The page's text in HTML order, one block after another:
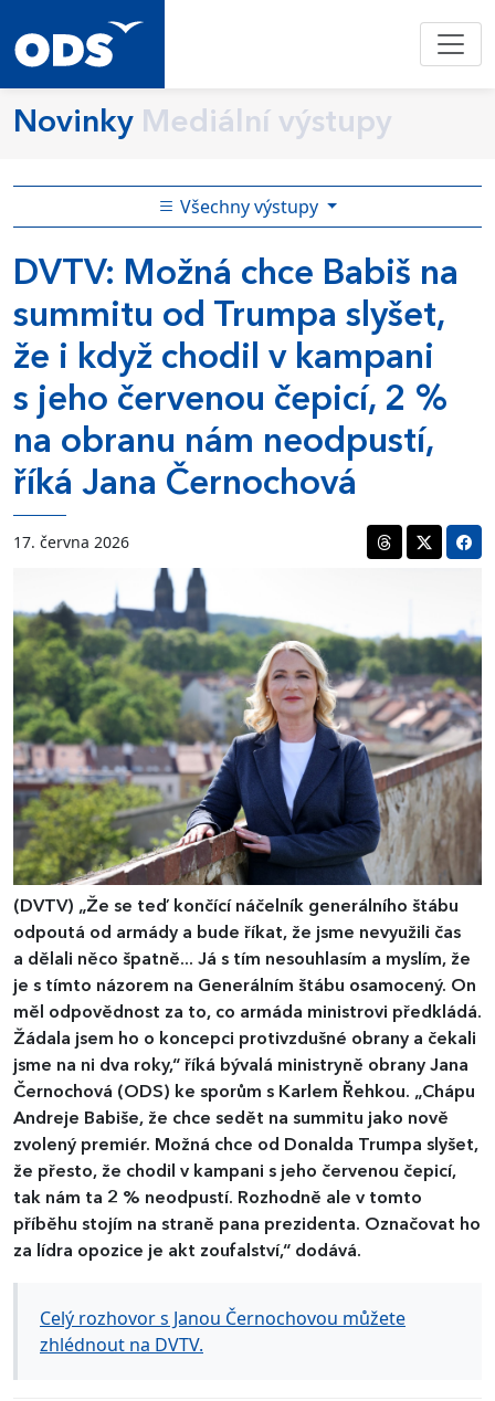
Novinky Mediální výstupy
Všechny výstupy
DVTV: Možná chce Babiš na
summitu od Trumpa slyšet,
že i když chodil v kampani
s jeho červenou čepicí, 2 %
na obranu nám neodpustí,
říká Jana Černochová
17. června 2026
(DVTV) „Že se teď končící náčelník generálního štábu
odpoutá od armády a bude říkat, že jsme nevyužili čas
a dělali něco špatně... Já s tím nesouhlasím a myslím, že
je s tímto názorem na Generálním štábu osamocený. On
měl odpovědnost za to, co armáda ministrovi předkládá.
Žádala jsem ho o koncepci protivzdušné obrany a čekali
jsme na ni dva roky,“ říká bývalá ministryně obrany Jana
Černochová (ODS) ke sporům s Karlem Řehkou. „Chápu
Andreje Babiše, že chce sedět na summitu jako nově
zvolený premiér. Možná chce od Donalda Trumpa slyšet,
že přesto, že chodil v kampani s jeho červenou čepicí,
tak nám ta 2 % neodpustí. Rozhodně ale v tomto
příběhu stojím na straně pana prezidenta. Označovat ho
za lídra opozice je akt zoufalství,“ dodává.
Celý rozhovor s Janou Černochovou můžete
zhlédnout na DVTV.